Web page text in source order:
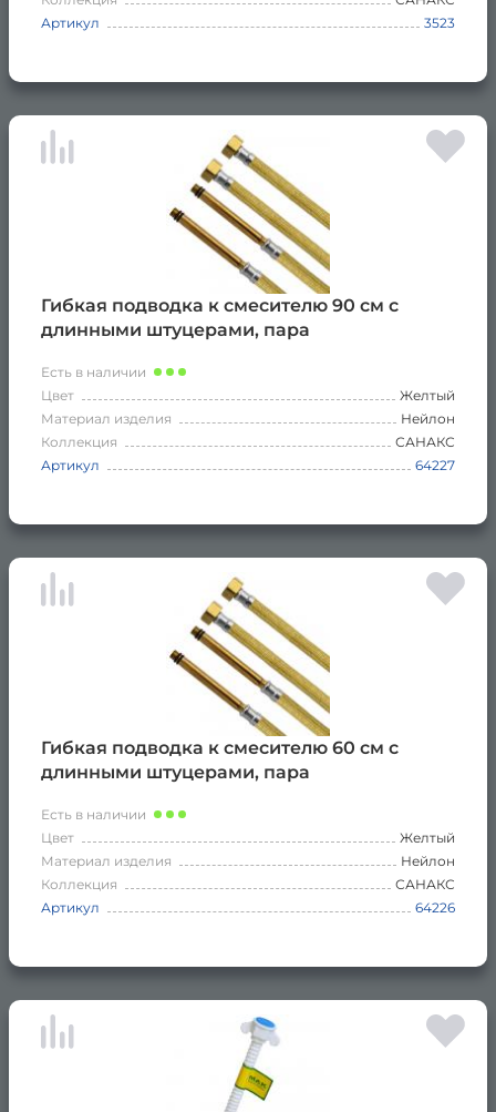
Артикул
3523
Гибкая подводка к смесителю 90 см с
длинными штуцерами, пара
Есть в наличии
Цвет
Желтый
Материал изделия
Нейлон
Коллекция
САНАКС
Артикул
64227
Гибкая подводка к смесителю 60 см с
длинными штуцерами, пара
Есть в наличии
Цвет
Желтый
Материал изделия
Нейлон
Коллекция
САНАКС
Артикул
64226